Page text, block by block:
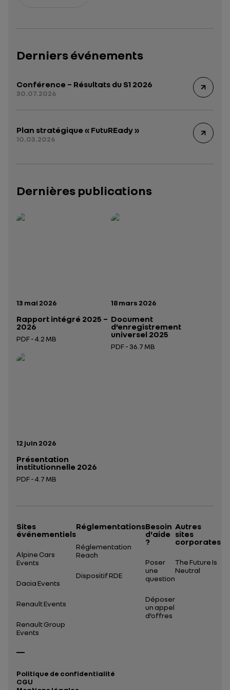
Derniers événements
Conférence – Résultats du S1 2026
30.07.2026
Plan stratégique « FutuREady »
10.03.2026
Dernières publications
Date de publication:
13 mai 2026
Rapport intégré 2025 –
2026
PDF - 4.2 MB
Ouverture dans un nouvel onglet
Rapport intégré 2025 – 2026— données structurées (JSON)
Date de publication:
18 mars 2026
Document
d’enregistrement
universel 2025
PDF - 36.7 MB
Date de publication:
12 juin 2026
Présentation
institutionnelle 2026
PDF - 4.7 MB
Présentation institutionnelle 2026
Sites
événementiels
Alpine Cars
Events
Dacia Events
Renault Events
Renault Group
Events
Réglementations
Réglementation
Reach
Dispositif RDE
Besoin
d'aide
?
Poser
une
question
Déposer
un appel
d’offres
Autres
sites
corporates
The Future Is
Neutral
Politique de confidentialité
CGU